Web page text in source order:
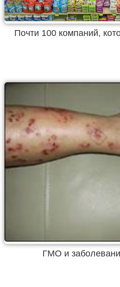
Почти 100 компаний,
ГМО и